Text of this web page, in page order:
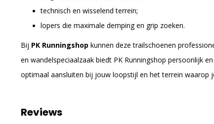
technisch en wisselend terrein;
lopers die maximale demping en grip zoeken.
Bij PK Runningshop kunnen deze trailschoenen
en wandelspeciaalzaak biedt PK Runningshop persoonlijk
optimaal aansluiten bij jouw loopstijl en het terrein waarop
Reviews